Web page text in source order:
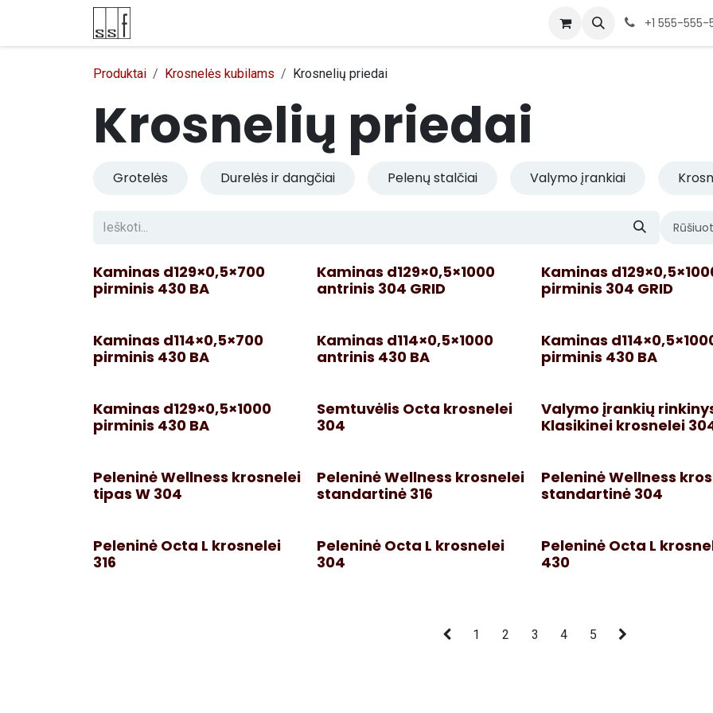
Skip to Content
+1 555-555-
Produktai Krosnelės kubilams Krosnelių priedai
Krosnelių priedai
Grotelės Durelės ir dangčiai Pelenų stalčiai Valymo įrankiai
Kaminas d129×0,5×700
pirminis 430 BA
Kaminas d129×0,5×1000
antrinis 304 GRID
Kaminas
pirminis 304 GRID
Kaminas d114×0,5×700
pirminis 430 BA
Kaminas d114×0,5×1000
antrinis 430 BA
Kaminas
pirminis 430 BA
Kaminas d129×0,5×1000
pirminis 430 BA
Semtuvėlis Octa krosnelei
304
Valymo įrankių
Klasikinei krosnelei
Peleninė Wellness krosnelei
tipas W 304
Peleninė Wellness krosnelei
standartinė 316
Peleninė Wellness
standartinė 304
Peleninė Octa L krosnelei
316
Peleninė Octa L krosnelei
304
Peleninė Octa L
430
1 2 3 4 5